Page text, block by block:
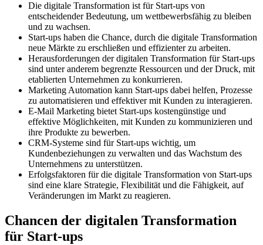
Die digitale Transformation ist für Start-ups von
entscheidender Bedeutung, um wettbewerbsfähig zu bleiben
und zu wachsen.
Start-ups haben die Chance, durch die digitale Transformation
neue Märkte zu erschließen und effizienter zu arbeiten.
Herausforderungen der digitalen Transformation für Start-ups
sind unter anderem begrenzte Ressourcen und der Druck, mit
etablierten Unternehmen zu konkurrieren.
Marketing Automation kann Start-ups dabei helfen, Prozesse
zu automatisieren und effektiver mit Kunden zu interagieren.
E-Mail Marketing bietet Start-ups kostengünstige und
effektive Möglichkeiten, mit Kunden zu kommunizieren und
ihre Produkte zu bewerben.
CRM-Systeme sind für Start-ups wichtig, um
Kundenbeziehungen zu verwalten und das Wachstum des
Unternehmens zu unterstützen.
Erfolgsfaktoren für die digitale Transformation von Start-ups
sind eine klare Strategie, Flexibilität und die Fähigkeit, auf
Veränderungen im Markt zu reagieren.
Chancen der digitalen Transformation
für Start-ups